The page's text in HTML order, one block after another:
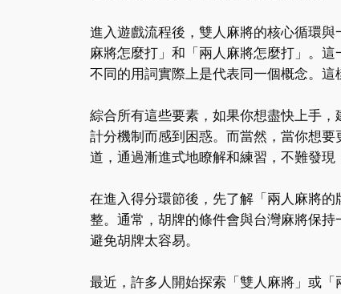
進入遊戲流程後，雙人麻將的核心循環
麻將怎麼打」和「兩人麻將怎麼打」。這
不同的用詞實際上是代表同一個概念。這
綜合所有這些要素，如果你想盡快上手
計分機制而感到困惑。而當然，當你想
道，通過漸進式地瞭解和練習，不難發
在進入得分環節後，先了解「兩人麻將
整。通常，胡牌的條件會與台灣麻將保
避免胡牌太容易。
最近，許多人開始探索「雙人麻將」或